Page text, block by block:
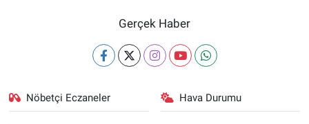
Gerçek Haber
Nöbetçi Eczaneler Hava Durumu